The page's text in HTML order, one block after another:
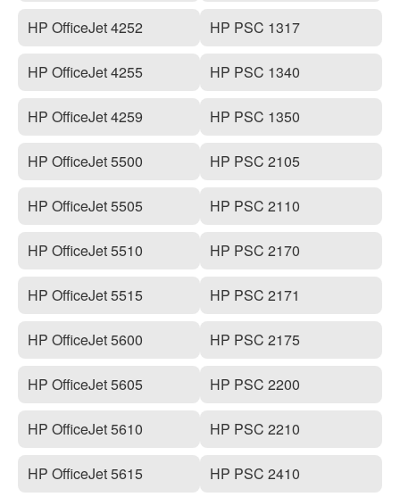
HP OfficeJet 4252
HP OfficeJet 4255
HP OfficeJet 4259
HP OfficeJet 5500
HP OfficeJet 5505
HP OfficeJet 5510
HP OfficeJet 5515
HP OfficeJet 5600
HP OfficeJet 5605
HP OfficeJet 5610
HP OfficeJet 5615
HP PSC 1317
HP PSC 1340
HP PSC 1350
HP PSC 2105
HP PSC 2110
HP PSC 2170
HP PSC 2171
HP PSC 2175
HP PSC 2200
HP PSC 2210
HP PSC 2410